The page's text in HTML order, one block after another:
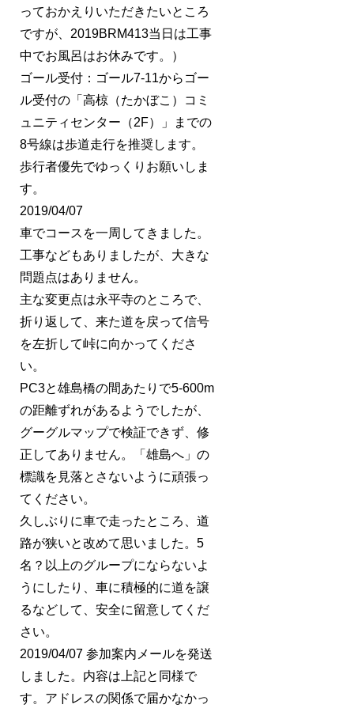
っておかえりいただきたいところ
ですが、2019BRM413当日は工事
中でお風呂はお休みです。）
ゴール受付：ゴール7-11からゴー
ル受付の「高椋（たかぼこ）コミ
ュニティセンター（2F）」までの
8号線は歩道走行を推奨します。
歩行者優先でゆっくりお願いしま
す。
2019/04/07
車でコースを一周してきました。
工事などもありましたが、大きな
問題点はありません。
主な変更点は永平寺のところで、
折り返して、来た道を戻って信号
を左折して峠に向かってくださ
い。
PC3と雄島橋の間あたりで5-600m
の距離ずれがあるようでしたが、
グーグルマップで検証できず、修
正してありません。「雄島へ」の
標識を見落とさないように頑張っ
てください。
久しぶりに車で走ったところ、道
路が狭いと改めて思いました。5
名？以上のグループにならないよ
うにしたり、車に積極的に道を譲
るなどして、安全に留意してくだ
さい。
2019/04/07 参加案内メールを発送
しました。内容は上記と同様で
す。アドレスの関係で届かなかっ